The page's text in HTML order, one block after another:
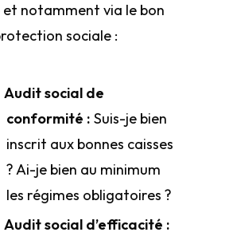
notamment via le bon
sociale :
Audit social de
conformité : Suis-je bien
inscrit aux bonnes caisses
? Ai-je bien au minimum
les régimes obligatoires ?
Audit social d’efficacité :